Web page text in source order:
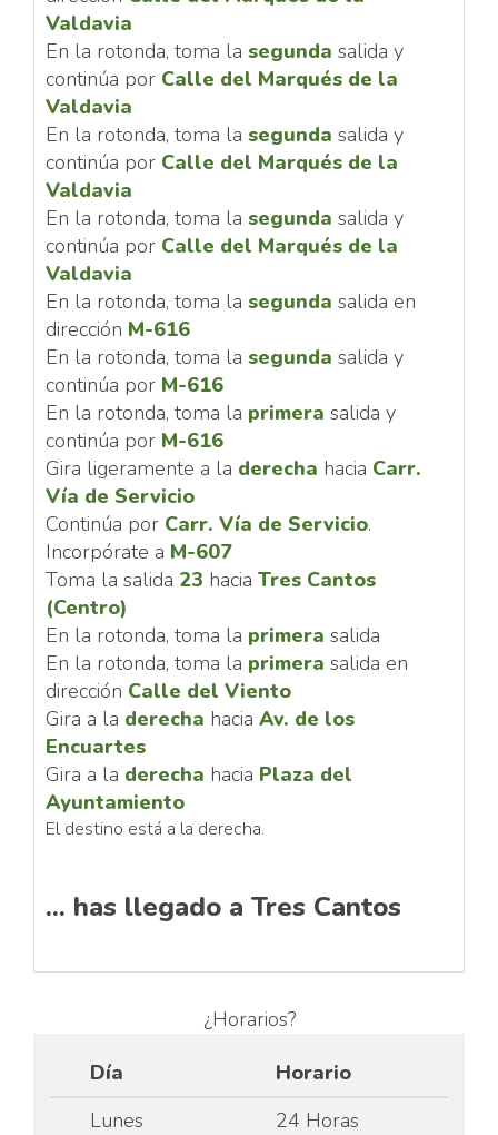
Valdavia
En la rotonda, toma la segunda salida y
continúa por Calle del Marqués de la
Valdavia
En la rotonda, toma la segunda salida y
continúa por Calle del Marqués de la
Valdavia
En la rotonda, toma la segunda salida y
continúa por Calle del Marqués de la
Valdavia
En la rotonda, toma la segunda salida en
dirección M-616
En la rotonda, toma la segunda salida y
continúa por M-616
En la rotonda, toma la primera salida y
continúa por M-616
Gira ligeramente a la derecha hacia Carr.
Vía de Servicio
Continúa por Carr. Vía de Servicio.
Incorpórate a M-607
Toma la salida 23 hacia Tres Cantos
(Centro)
En la rotonda, toma la primera salida
En la rotonda, toma la primera salida en
dirección Calle del Viento
Gira a la derecha hacia Av. de los
Encuartes
Gira a la derecha hacia Plaza del
Ayuntamiento
El destino está a la derecha.
... has llegado a Tres Cantos
¿Horarios?
Día
Horario
Lunes
24 Horas